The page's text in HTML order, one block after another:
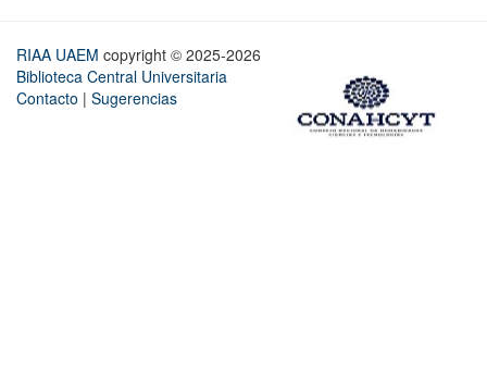
RIAA UAEM copyright © 2025-2026
Biblioteca Central Universitaria
Contacto | Sugerencias